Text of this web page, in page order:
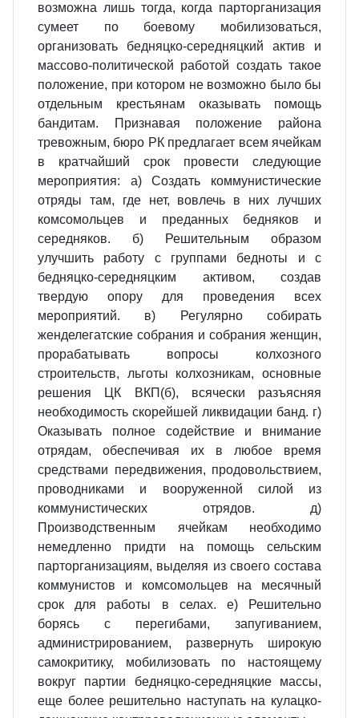
возможна лишь тогда, когда парторганизация
сумеет по боевому мобилизоваться,
организовать бедняцко-середняцкий актив и
массово-политической работой создать такое
положение, при котором не возможно было бы
отдельным крестьянам оказывать помощь
бандитам. Признавая положение района
тревожным, бюро РК предлагает всем ячейкам
в кратчайший срок провести следующие
мероприятия: а) Создать коммунистические
отряды там, где нет, вовлечь в них лучших
комсомольцев и преданных бедняков и
середняков. б) Решительным образом
улучшить работу с группами бедноты и с
бедняцко-середняцким активом, создав
твердую опору для проведения всех
мероприятий. в) Регулярно собирать
женделегатские собрания и собрания женщин,
прорабатывать вопросы колхозного
строительств, льготы колхозникам, основные
решения ЦК ВКП(б), всячески разъясняя
необходимость скорейшей ликвидации банд. г)
Оказывать полное содействие и внимание
отрядам, обеспечивая их в любое время
средствами передвижения, продовольствием,
проводниками и вооруженной силой из
коммунистических отрядов. д)
Производственным ячейкам необходимо
немедленно придти на помощь сельским
парторганизациям, выделяя из своего состава
коммунистов и комсомольцев на месячный
срок для работы в селах. е) Решительно
борясь с перегибами, запугиванием,
администрированием, развернуть широкую
самокритику, мобилизовать по настоящему
вокруг партии бедняцко-середняцкие массы,
еще более решительно наступать на кулацко-